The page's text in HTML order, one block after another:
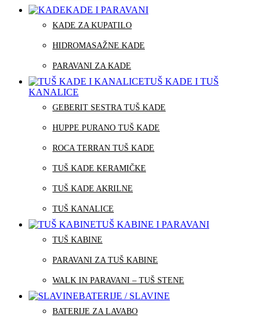
KADE I PARAVANI
KADE ZA KUPATILO
HIDROMASAŽNE KADE
PARAVANI ZA KADE
TUŠ KADE I TUŠ
KANALICE
GEBERIT SESTRA TUŠ KADE
HUPPE PURANO TUŠ KADE
ROCA TERRAN TUŠ KADE
TUŠ KADE KERAMIČKE
TUŠ KADE AKRILNE
TUŠ KANALICE
TUŠ KABINE I PARAVANI
TUŠ KABINE
PARAVANI ZA TUŠ KABINE
WALK IN PARAVANI – TUŠ STENE
BATERIJE / SLAVINE
BATERIJE ZA LAVABO